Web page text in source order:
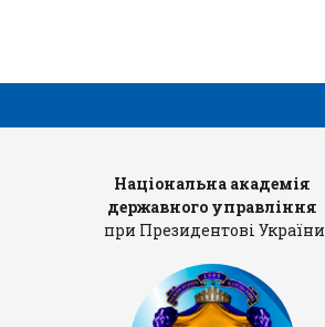
Національна академія
державного управління
при Президентові України